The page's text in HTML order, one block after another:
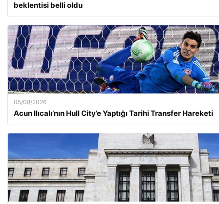
beklentisi belli oldu
05/08/2026
Acun Ilıcalı’nın Hull City’e Yaptığı Tarihi Transfer Hareketi